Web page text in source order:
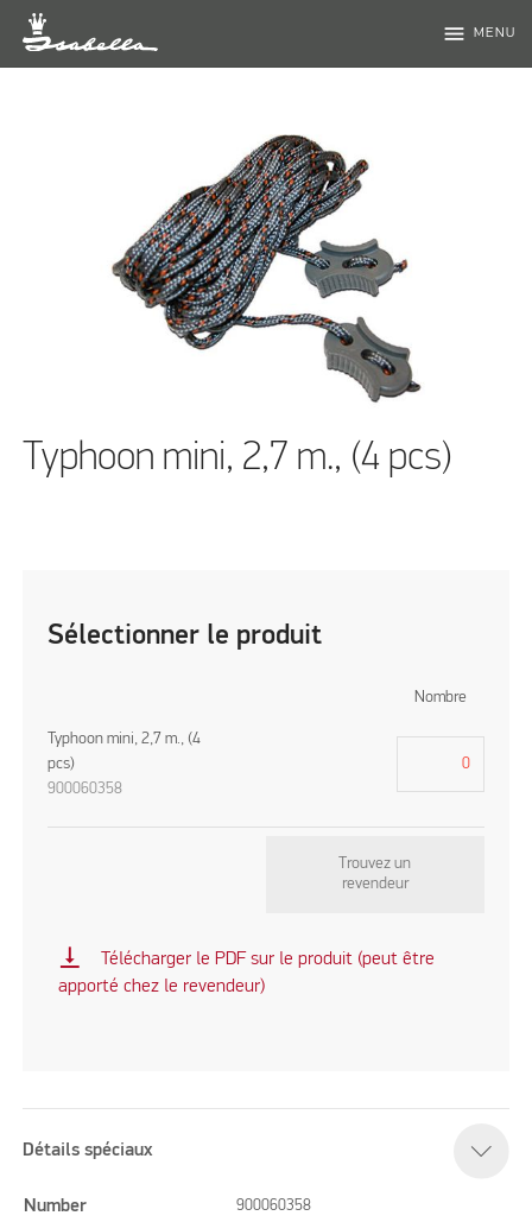
menu MENU
Typhoon mini, 2,7 m., (4 pcs)
Sélectionner le produit
Nombre
Typhoon mini, 2,7 m., (4
pcs)
900060358
Trouvez un
revendeur
vertical_align_bottom
Télécharger le PDF sur le produit (peut être
apporté chez le revendeur)
Détails spéciaux
Number 900060358